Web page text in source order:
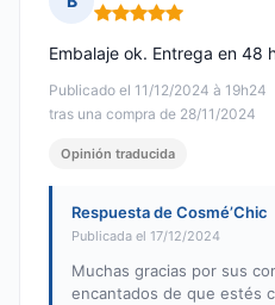
Nota: 5 de 5
Publicado el 11/12/2024 à 19h24
tras una compra de 28/11/2024
Embalaje ok. Entrega en 48
Opinión traducida
Respuesta de Cosmé’Chic
Publicada el 17/12/2024
Muchas gracias por sus
encantados de que estés